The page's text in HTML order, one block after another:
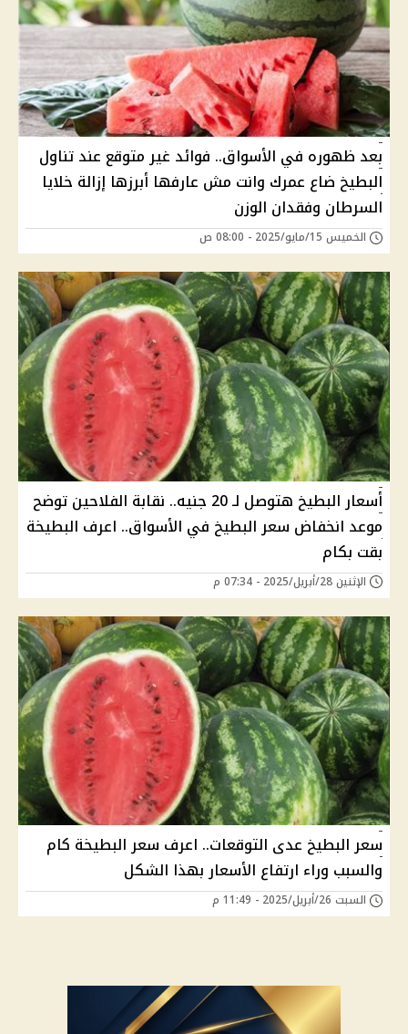
بعد ظهوره في الأسواق.. فوائد غير متوقع عند تناول
البطيخ ضاع عمرك وانت مش عارفها أبرزها إزالة خلايا
السرطان وفقدان الوزن
الخميس 15/مايو/2025 - 08:00 ص
أسعار البطيخ هتوصل لـ 20 جنيه.. نقابة الفلاحين توضح
موعد انخفاض سعر البطيخ في الأسواق.. اعرف البطيخة
بقت بكام
الإثنين 28/أبريل/2025 - 07:34 م
سعر البطيخ عدى التوقعات.. اعرف سعر البطيخة كام
والسبب وراء ارتفاع الأسعار بهذا الشكل
السبت 26/أبريل/2025 - 11:49 م